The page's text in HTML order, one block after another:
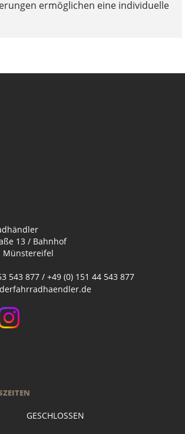
ermöglichen eine individuelle
13 / Bahnhof
Münstereifel
543 877 / +49 (0) 151 44 543 877
GESCHLOSSEN